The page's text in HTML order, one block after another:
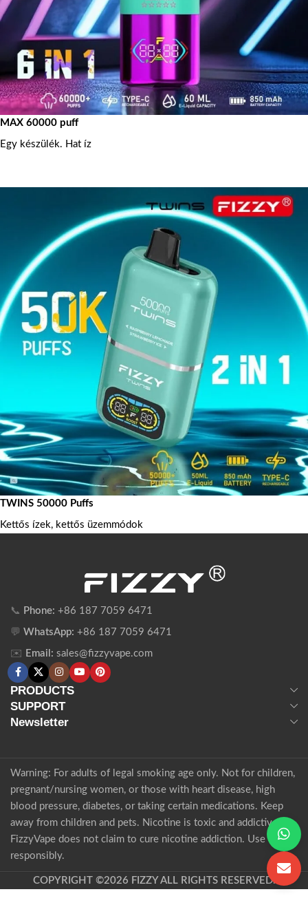
MAX 60000 puff
Egy készülék. Hat íz
TWINS 50000 Puffs
Kettős ízek, kettős üzemmódok
📞 Phone: +86 187 7059 6471
💬 WhatsApp: +86 187 7059 6471
✉️ Email: sales@fizzyvape.com
PRODUCTS
SUPPORT
Newsletter
Warning: For adults of legal smoking age only. Not for children,
pregnant/nursing women, or those with heart disease, high
blood pressure, diabetes, or taking certain medications. Keep
away from children and pets. Nicotine is toxic and addictive.
FizzyVape does not claim to cure nicotine addiction. Use
responsibly.
COPYRIGHT ©2026 FIZZY ALL RIGHTS RESERVED.